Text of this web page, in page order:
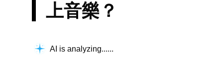
上音樂？
AI is analyzing...